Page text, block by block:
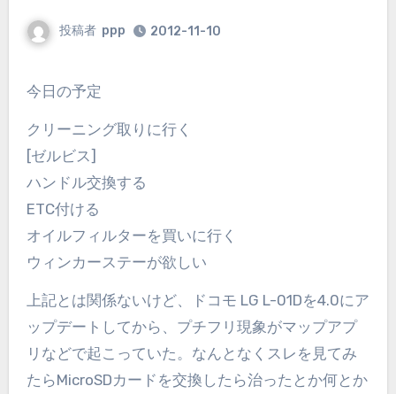
投稿者 ppp 2012-11-10
今日の予定
クリーニング取りに行く
[ゼルビス]
ハンドル交換する
ETC付ける
オイルフィルターを買いに行く
ウィンカーステーが欲しい
上記とは関係ないけど、ドコモ LG L-01Dを4.0にア
ップデートしてから、プチフリ現象がマップアプ
リなどで起こっていた。なんとなくスレを見てみ
たらMicroSDカードを交換したら治ったとか何とか